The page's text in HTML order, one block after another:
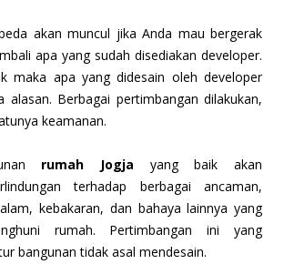
akan muncul jika Anda mau bergerak
apa yang sudah disediakan developer.
maka apa yang didesain oleh developer
alasan. Berbagai pertimbangan dilakukan,
keamanan.
rumah Jogja yang baik akan
terhadap berbagai ancaman,
kebakaran, dan bahaya lainnya yang
rumah. Pertimbangan ini yang
bangunan tidak asal mendesain.